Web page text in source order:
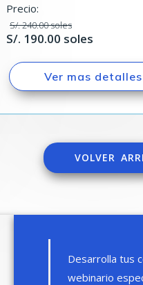
Precio:
S/. 240.00 soles
S/. 190.00 soles
Ver mas detalles
VOLVER
Desarrolla tus
webinario